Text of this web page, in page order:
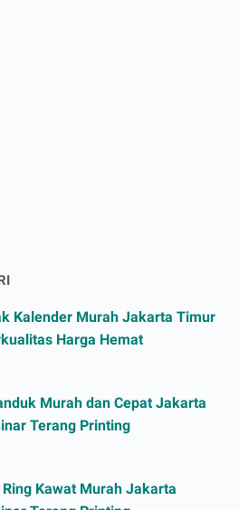
Kalender Murah Jakarta Timur
Harga Hemat
Murah dan Cepat Jakarta
Terang Printing
Kawat Murah Jakarta